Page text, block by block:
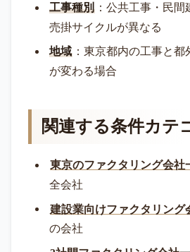
工事種別 ：公共工事・民
売掛サイクルが異なる
地域 ：東京都内の工事と
が変わる場合
関連する条件カテ
東京のファクタリング会社
全会社
建設業向けファクタリング
の会社